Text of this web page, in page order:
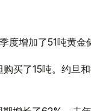
增加了51吨黄金
买了15吨。约旦